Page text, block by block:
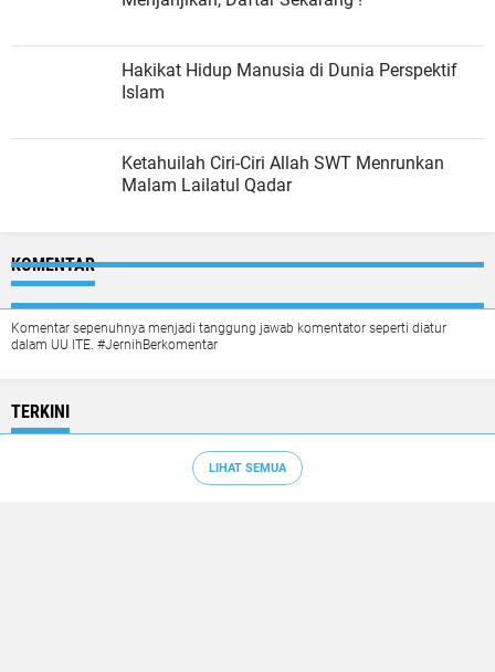
Hakikat Hidup Manusia di Dunia Perspektif
Islam
Ketahuilah Ciri-Ciri Allah SWT Menrunkan
Malam Lailatul Qadar
KOMENTAR
Komentar sepenuhnya menjadi tanggung jawab komentator seperti diatur
dalam UU ITE. #JernihBerkomentar
TERKINI
LIHAT SEMUA